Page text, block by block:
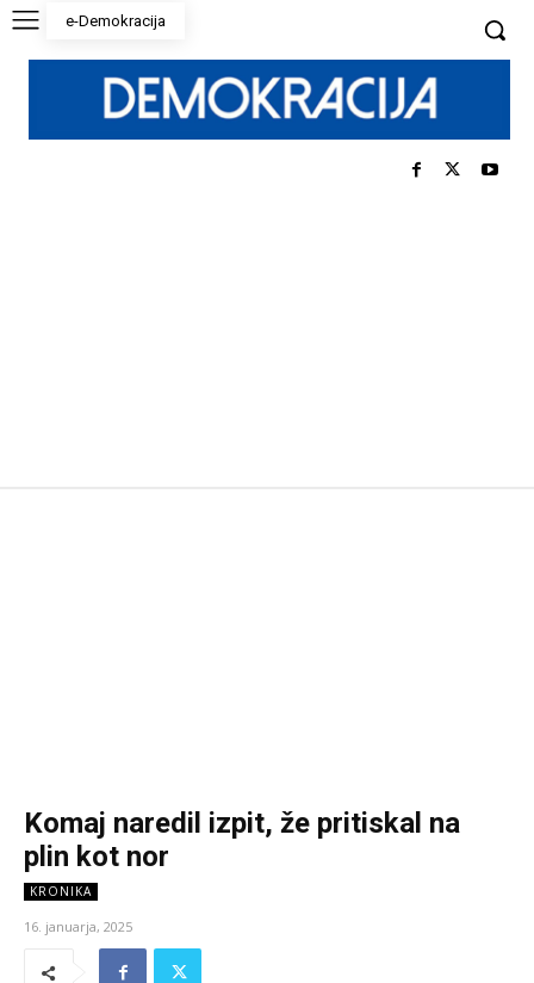
e-Demokracija
Komaj naredil izpit, že pritiskal na
plin kot nor
KRONIKA
16. januarja, 2025